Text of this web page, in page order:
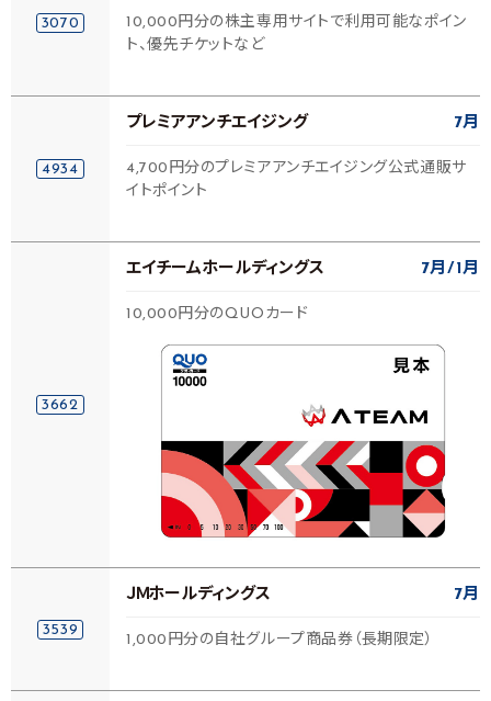
3070
10,000円分の株主専用サイトで利用可能なポイン
ト、優先チケットなど
4934
プレミアアンチエイジング 7月
4,700円分のプレミアアンチエイジング公式通販サ
イトポイント
3662
エイチームホールディングス 7月 1月
10,000円分のQUOカード
3539
ＪＭホールディングス 7月
1,000円分の自社グループ商品券（長期限定）